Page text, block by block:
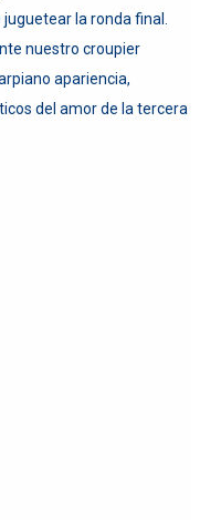
la ronda final.
nuestro croupier
apariencia,
del amor de la tercera